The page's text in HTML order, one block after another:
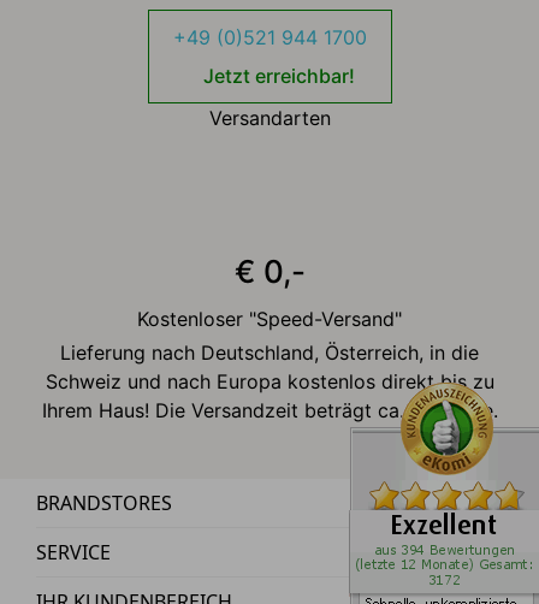
+49 (0)521 944 1700
Jetzt erreichbar!
Versandarten
€ 0,-
Kostenloser "Speed-Versand"
Lieferung nach Deutschland, Österreich, in die
Schweiz und nach Europa kostenlos direkt bis zu
Ihrem Haus! Die Versandzeit beträgt ca. 2-3 Tage.
BRANDSTORES
SERVICE